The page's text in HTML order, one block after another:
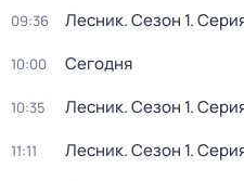
09:36 Лесник. Сезон 1.
10:00 Сегодня
10:35 Лесник. Сезон 1.
11:11 Лесник. Сезон 1.